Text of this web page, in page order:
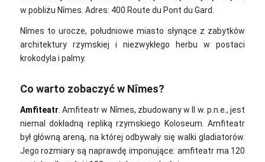
w pobliżu Nîmes. Adres: 400 Route du Pont du Gard.
Nîmes to urocze, południowe miasto słynące z zabytków
architektury rzymskiej i niezwykłego herbu w postaci
krokodyla i palmy.
Co warto zobaczyć w Nîmes?
Amfiteatr . Amfiteatr w Nîmes, zbudowany w II w. p.n.e., jest
niemal dokładną repliką rzymskiego Koloseum. Amfiteatr
był główną areną, na której odbywały się walki gladiatorów.
Jego rozmiary są naprawdę imponujące: amfiteatr ma 120